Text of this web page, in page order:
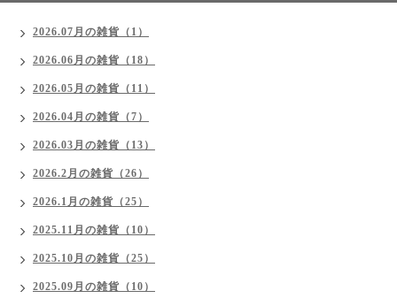
2026.07月の雑貨（1）
2026.06月の雑貨（18）
2026.05月の雑貨（11）
2026.04月の雑貨（7）
2026.03月の雑貨（13）
2026.2月の雑貨（26）
2026.1月の雑貨（25）
2025.11月の雑貨（10）
2025.10月の雑貨（25）
2025.09月の雑貨（10）